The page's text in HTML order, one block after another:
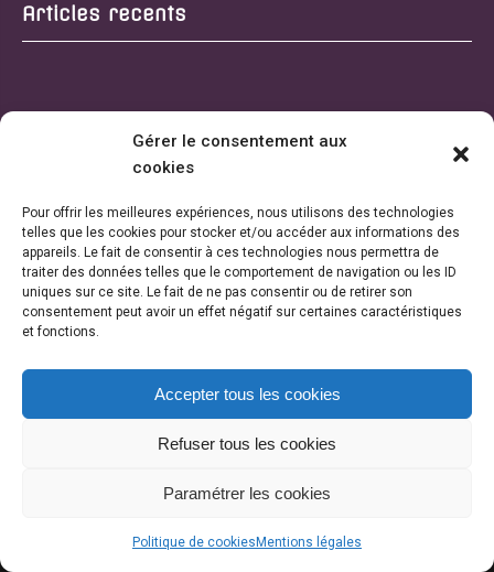
Gérer le consentement aux
cookies
Pour offrir les meilleures expériences, nous utilisons des technologies
telles que les cookies pour stocker et/ou accéder aux informations des
appareils. Le fait de consentir à ces technologies nous permettra de
traiter des données telles que le comportement de navigation ou les ID
uniques sur ce site. Le fait de ne pas consentir ou de retirer son
consentement peut avoir un effet négatif sur certaines caractéristiques
et fonctions.
Accepter tous les cookies
Refuser tous les cookies
Paramétrer les cookies
Politique de cookies Mentions légales
Articles recents
MENTIONS LEGALES STUDIO IMAGE
© 2021 Copyright - CC VBA. Tous droits réservés.